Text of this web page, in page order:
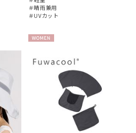
＃晴雨兼用
＃UVカット
N